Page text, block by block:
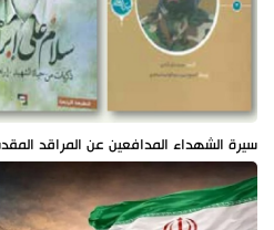
سيرة الشهداء المدافعين عن المراقد